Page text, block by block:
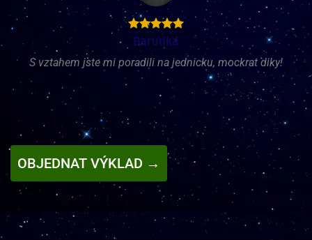
Barunka
S vztahem jste mi poradili na jednicku, mockrat diky!
OBJEDNAT VÝKLAD →